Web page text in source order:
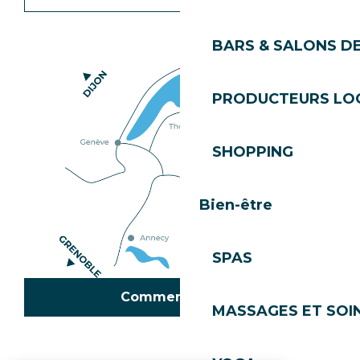
BARS & SALONS
PRODUCTEURS
SHOPPING
Bien-être
SPAS
MASSAGES ET
Comment venir ?